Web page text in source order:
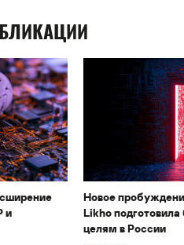
и
Новое
Likho
целям в России